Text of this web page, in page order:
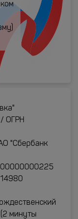
ОГРН
"Сбербанк
минуты